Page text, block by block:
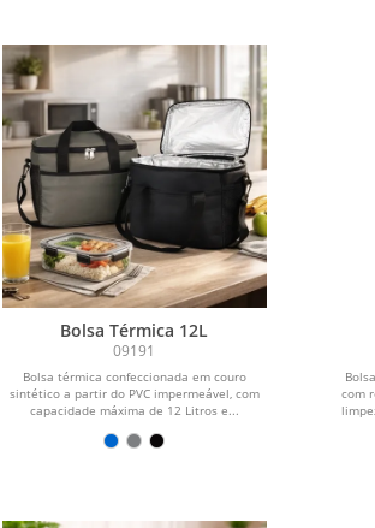
Bolsa Térmica 12L
09191
Bolsa térmica confeccionada em couro
sintético a partir do PVC impermeável, com
capacidade máxima de 12 Litros e...
com